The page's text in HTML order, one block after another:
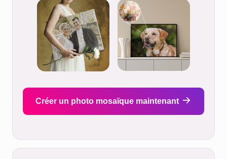
Créer un photo mosaïque maintenant